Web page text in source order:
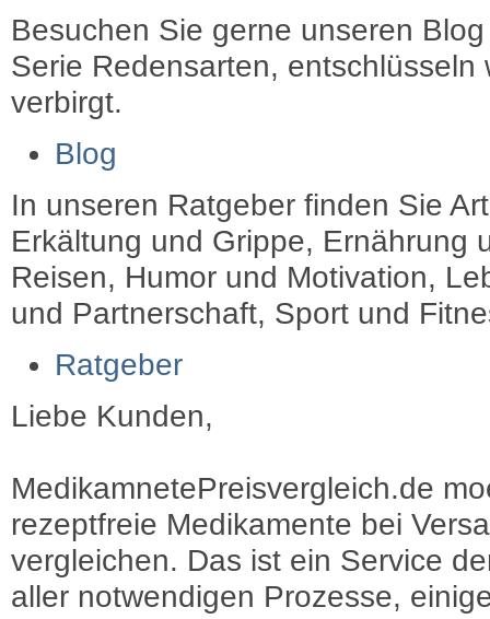
Besuchen Sie gerne unseren
Serie Redensarten, entschlüsseln
verbirgt.
Blog
In unseren Ratgeber finden Sie
Erkältung und Grippe, Ernährung
Reisen, Humor und Motivation,
und Partnerschaft, Sport und
Ratgeber
Liebe Kunden,
MedikamnetePreisvergleich.de
rezeptfreie Medikamente bei
vergleichen. Das ist ein Service
aller notwendigen Prozesse,